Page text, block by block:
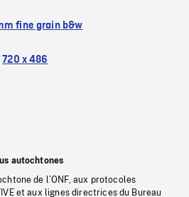
fine grain b&w
720 x 486
autochtones
de l’ONF, aux protocoles
et aux lignes directrices du Bureau